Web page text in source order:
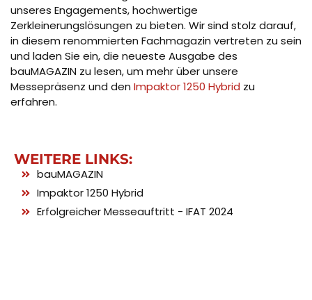
unseres Engagements, hochwertige
Zerkleinerungslösungen zu bieten. Wir sind stolz darauf,
in diesem renommierten Fachmagazin vertreten zu sein
und laden Sie ein, die neueste Ausgabe des
bauMAGAZIN zu lesen, um mehr über unsere
Messepräsenz und den Impaktor 1250 Hybrid zu
erfahren.
WEITERE LINKS:
bauMAGAZIN
Impaktor 1250 Hybrid
Erfolgreicher Messeauftritt - IFAT 2024